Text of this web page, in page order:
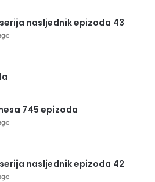
nasljednik epizoda 43
745 epizoda
nasljednik epizoda 42